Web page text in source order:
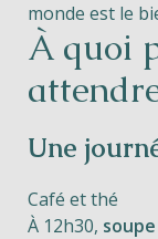
monde est le
À quoi
Une
Café et thé
À 12h30,